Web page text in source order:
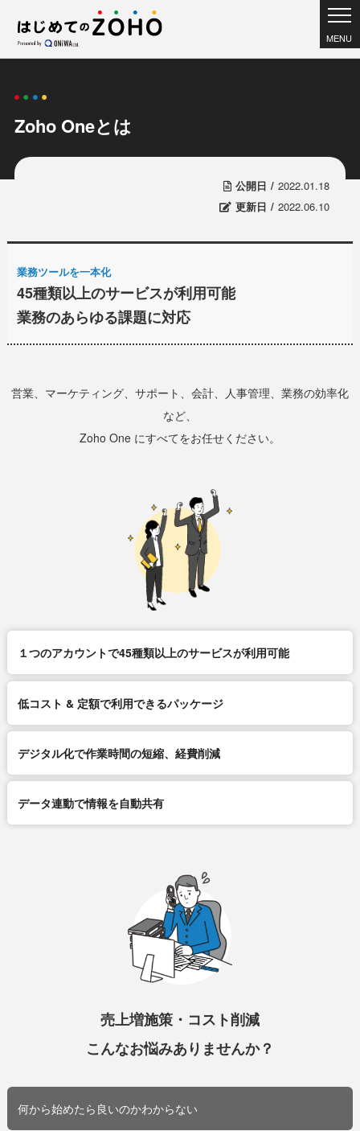
MENU
Zoho Oneとは
公開日
2022.01.18
更新日
2022.06.10
業務ツールを一本化
45種類以上のサービスが利用可能
業務のあらゆる課題に対応
営業、マーケティング、サポート、会計、人事管理、業務の効率化
など、
Zoho One にすべてをお任せください。
１つのアカウントで45種類以上のサービスが利用可能
低コスト & 定額で利用できるパッケージ
デジタル化で作業時間の短縮、経費削減
データ連動で情報を自動共有
売上増施策・コスト削減
こんなお悩みありませんか？
何から始めたら良いのかわからない